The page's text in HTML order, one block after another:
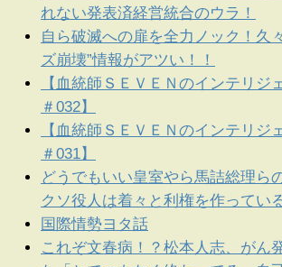
れない発表済経営統合のウラ！
自ら破滅への扉を全力ノック！久
ズ崩壊”情報がアツい！！
【血統師ＳＥＶＥＮのインテリジ
＃032】
【血統師ＳＥＶＥＮのインテリジ
＃031】
どうでもいい皇室やら馬詰総理ら
クソ役人は着々と利権を作ってい
国際情勢ヨタ話
これぞ文春病！？松本人志、がん